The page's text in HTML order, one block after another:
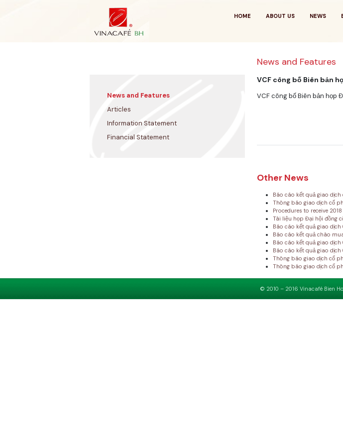
HOME ABOUT US NEWS
News and Features
News and Features
Articles
Information Statement
Financial Statement
VCF công bố Biên bản
VCF công bố Biên bản họp
Other News
Báo cáo kết quả giao
Thông báo giao dịch cổ
Procedures to receive
Tài liệu họp Đại hội đồng
Báo cáo kết quả giao dịch
Báo cáo kết quả chào
Báo cáo kết quả giao dịch
Báo cáo kết quả giao dịch
Thông báo giao dịch cổ
Thông báo giao dịch cổ
© 2010 – 2016 Vinacafé Bien